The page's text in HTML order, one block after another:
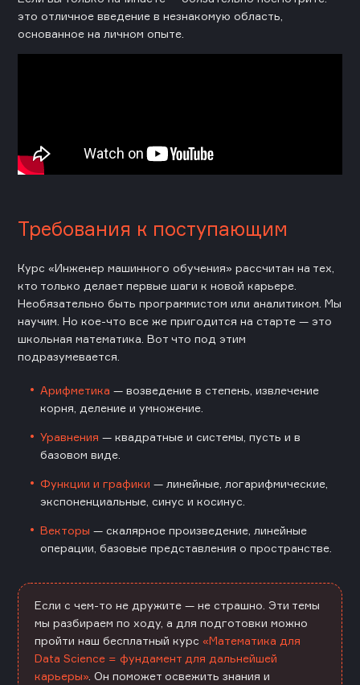
это отличное введение в незнакомую область,
основанное на личном опыте.
Требования к поступающим
Курс «Инженер машинного обучения» рассчитан на тех,
кто только делает первые шаги к новой карьере.
Необязательно быть программистом или аналитиком. Мы
научим. Но кое-что все же пригодится на старте — это
школьная математика. Вот что под этим
подразумевается.
Арифметика — возведение в степень, извлечение
корня, деление и умножение.
Уравнения — квадратные и системы, пусть и в
базовом виде.
Функции и графики — линейные, логарифмические,
экспоненциальные, синус и косинус.
Векторы — скалярное произведение, линейные
операции, базовые представления о пространстве.
Если с чем-то не дружите — не страшно. Эти темы
мы разбираем по ходу, а для подготовки можно
пройти наш бесплатный курс «Математика для
Data Science = фундамент для дальнейшей
карьеры» . Он поможет освежить знания и